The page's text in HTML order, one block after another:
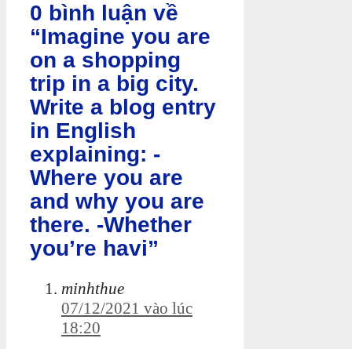
0 bình luận về
“Imagine you are
on a shopping
trip in a big city.
Write a blog entry
in English
explaining: -
Where you are
and why you are
there. -Whether
you’re havi”
minhthue
07/12/2021 vào lúc
18:20